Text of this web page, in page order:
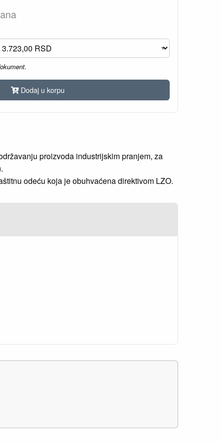
Dodaj u korpu
proizvoda industrijskim pranjem, za
odeću koja je obuhvaćena direktivom LZO.